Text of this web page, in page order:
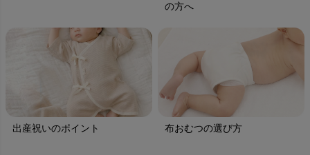
の方へ
出産祝いのポイント 布おむつの選び方